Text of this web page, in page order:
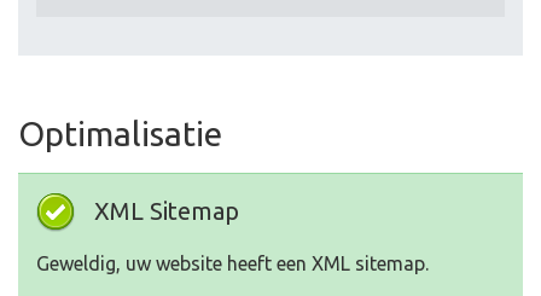
Optimalisatie
XML Sitemap
Geweldig, uw website heeft een XML sitemap.